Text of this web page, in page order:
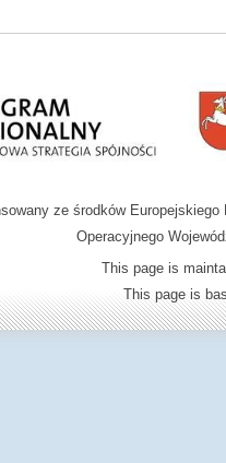
ze środków
Operacyjnego
This page is
This page is